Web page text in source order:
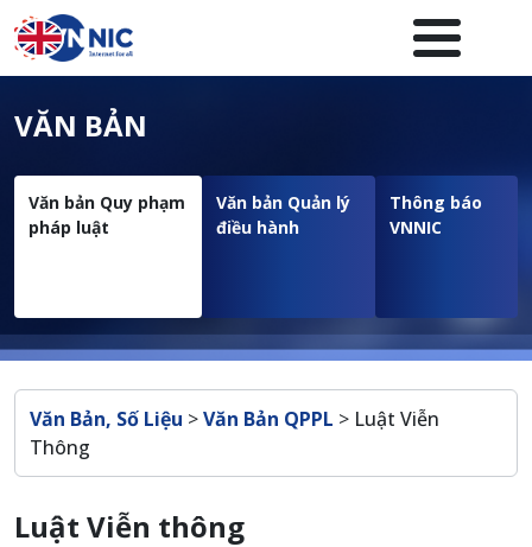
Nhảy đến nội dung
Menuheader của website
VĂN BẢN
Văn bản Quy phạm
pháp luật
Văn bản Quản lý
điều hành
Thông báo
VNNIC
Breadcrumb
Văn Bản, Số Liệu >Văn Bản QPPL > Luật Viễn
Thông
Luật Viễn thông